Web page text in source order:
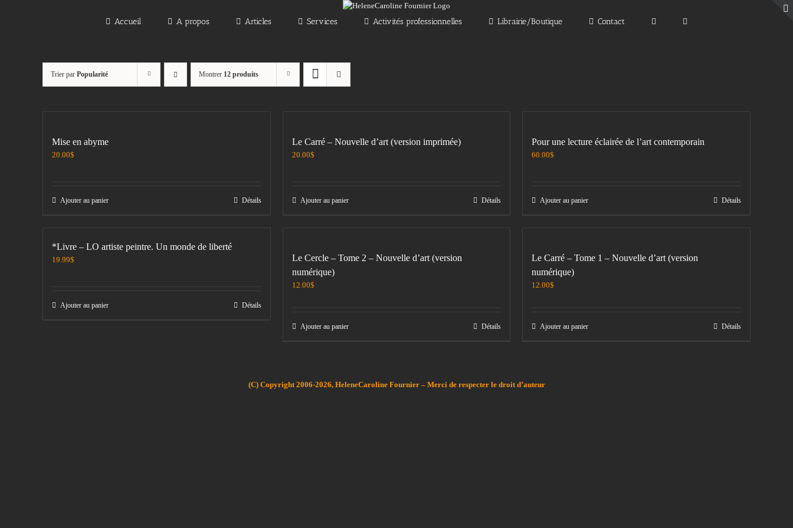
Accueil A propos Articles Services Activités professionnelles Librairie/Boutique Contact
Trier par Popularité Montrer 12 produits
Mise en abyme
20.00$
Ajouter au panier Détails
Le Carré – Nouvelle d’art (version imprimée)
20.00$
Ajouter au panier Détails
Pour une lecture éclairée de l’art contemporain
60.00$
Ajouter au panier Détails
*Livre – LO artiste peintre. Un monde de liberté
19.99$
Ajouter au panier Détails
Le Cercle – Tome 2 – Nouvelle d’art (version
numérique)
12.00$
Ajouter au panier Détails
Le Carré – Tome 1 – Nouvelle d’art (version
numérique)
12.00$
Ajouter au panier Détails
(C) Copyright 2006-2026, HeleneCaroline Fournier – Merci de respecter le droit d’auteur